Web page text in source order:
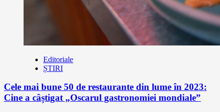
Editoriale
ȘTIRI
Cele mai bune 50 de restaurante din lume în 2023:
Cine a câștigat „Oscarul gastronomiei mondiale”